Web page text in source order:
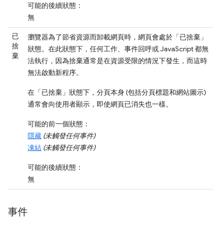
可能的後續狀態：
無
已
捨
棄
瀏覽器為了節省資源而卸載網頁時，網頁會處於「已捨棄」
狀態。在此狀態下，任何工作、事件回呼或 JavaScript 都無
法執行，因為捨棄通常是在資源受限的情況下發生，而這時
無法啟動新程序。
在「已捨棄」 狀態下，分頁本身 (包括分頁標題和網站圖示)
通常會向使用者顯示，即使網頁已消失也一樣。
可能的前一個狀態：
隱藏 (未觸發任何事件)
凍結 (未觸發任何事件)
可能的後續狀態：
無
事件